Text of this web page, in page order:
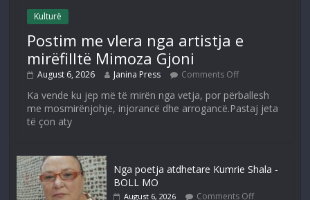
Kulturë
Postim me vlera nga artistja e
mirëfilltë Mimoza Gjoni
August 6, 2026 Janina Press Comments Off
Ka vende ku jep më të mirën nga vetja, por përballesh
me mosmirënjohje, injorancë dhe arrogancë.Pastaj jeta
të çon aty
Nga poetja atdhetare Kumrie Shala -
BOLL MO
August 6, 2026 Comments Off